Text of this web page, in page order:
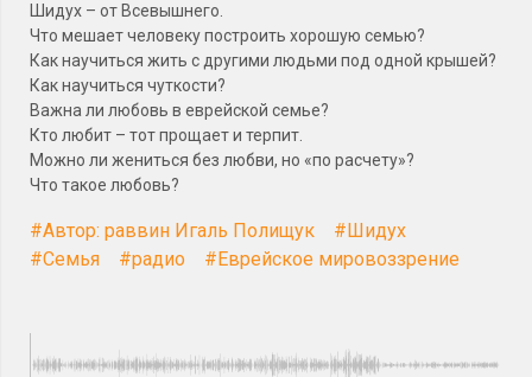
Шидух – от Всевышнего.
Что мешает человеку построить хорошую семью?
Как научиться жить с другими людьми под одной крышей?
Как научиться чуткости?
Важна ли любовь в еврейской семье?
Кто любит – тот прощает и терпит.
Можно ли жениться без любви, но «по расчету»?
Что такое любовь?
#Автор: раввин Игаль Полищук
#Шидух
#Семья
#радио #Еврейское мировоззрение